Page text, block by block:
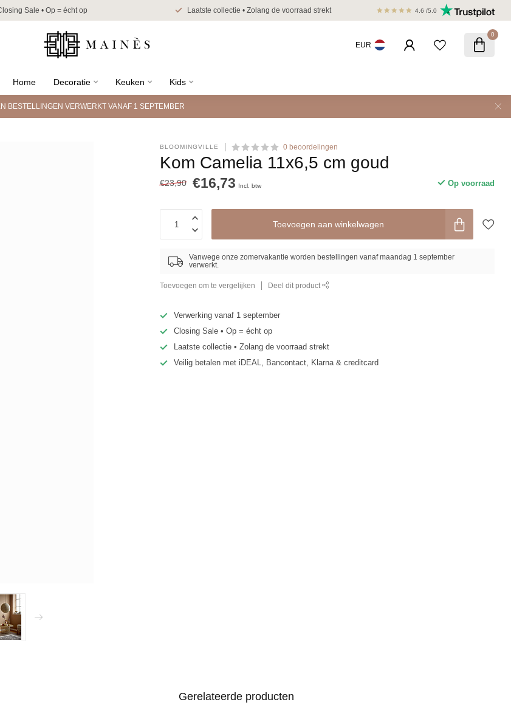
Sale • Op = écht op Laatste collectie • Zolang de voorraad strekt Veilig betalen met iDEAL, Bancontact,
4.6 /5.0
EUR
0
Home Decoratie Keuken Kids
BESTELLINGEN VERWERKT VANAF 1 SEPTEMBER
BLOOMINGVILLE 0 beoordelingen
Kom Camelia 11x6,5 cm goud
€23,90 €16,73 Incl. btw Op voorraad
Toevoegen aan winkelwagen
Vanwege onze zomervakantie worden bestellingen vanaf maandag 1 september
verwerkt.
Toevoegen om te vergelijken Deel dit product
Verwerking vanaf 1 september
Closing Sale • Op = écht op
Laatste collectie • Zolang de voorraad strekt
Veilig betalen met iDEAL, Bancontact, Klarna & creditcard
Gerelateerde producten